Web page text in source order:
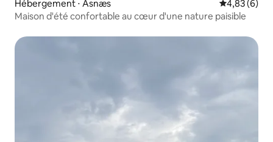
Hébergement ⋅ Asnæs Évaluation
4,83 (6)
Maison d'été confortable au cœur d'une nature paisible